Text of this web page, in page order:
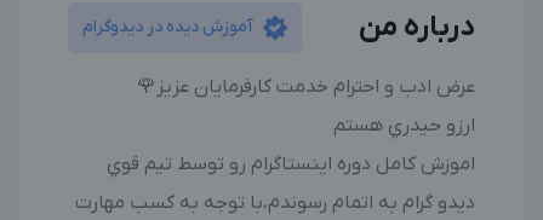
درباره من آموزش دیده در دیدوگرام
عرض ادب و احترام خدمت كارفرمايان عزيز🌹
ارزو حيدري هستم
اموزش كامل دوره اينستاگرام رو توسط تيم قوي
ديدو گرام به اتمام رسوندم،با توجه به كسب مهارت